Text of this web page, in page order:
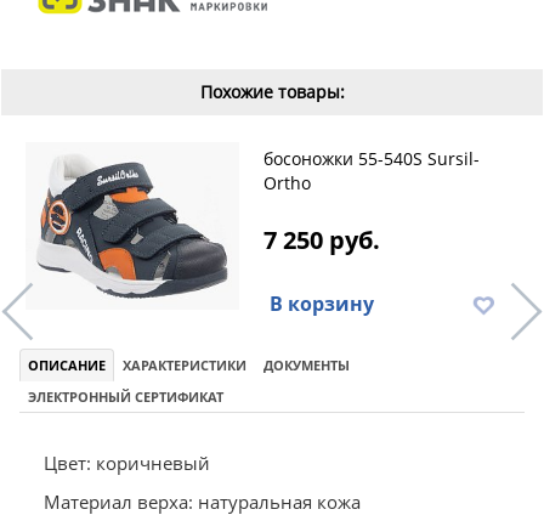
Похожие товары:
босоножки 55-540S Sursil-
Ortho
7 250 руб.
В корзину
ОПИСАНИЕ ХАРАКТЕРИСТИКИ
ДОКУМЕНТЫ
ЭЛЕКТРОННЫЙ СЕРТИФИКАТ
Цвет: коричневый
Материал верха: натуральная кожа